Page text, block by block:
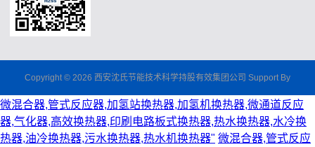
Copyright © 2026 西安沈氏节能技术科学持股有效集团公司 Support By
微混合器,管式反应器,加氢站换热器,加氢机换热器,微通道反应
器,气化器,高效换热器,印刷电路板式换热器,热水换热器,水冷换
热器,油冷换热器,污水换热器,热水机换热器" 微混合器,管式反应